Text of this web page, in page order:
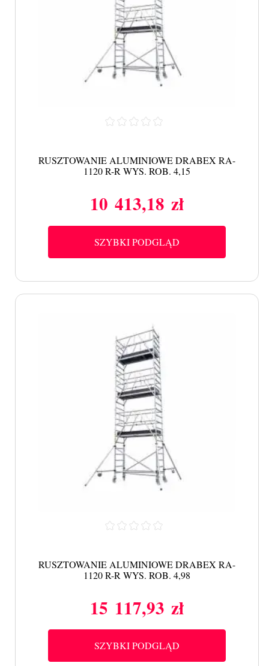
RUSZTOWANIE ALUMINIOWE DRABEX RA-
1120 R-R WYS. ROB. 4,15
Cena
10 413,18 zł
SZYBKI PODGLĄD
RUSZTOWANIE ALUMINIOWE DRABEX RA-
1120 R-R WYS. ROB. 4,98
Cena
15 117,93 zł
SZYBKI PODGLĄD